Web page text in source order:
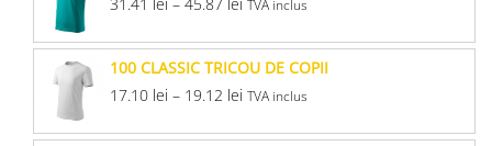
TVA inclus
100 CLASSIC TRICOU DE COPII
17.10 lei – 19.12 lei TVA inclus